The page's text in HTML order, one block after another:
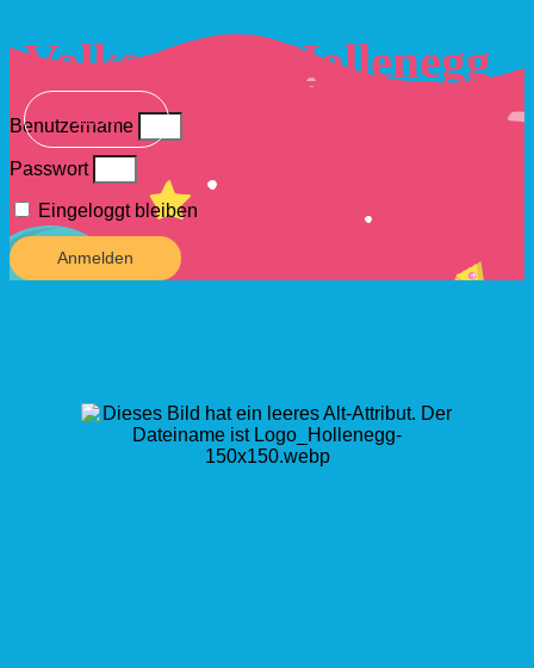
Volksschule Hollenegg
Benutzername
Passwort
Eingeloggt bleiben
Anmelden